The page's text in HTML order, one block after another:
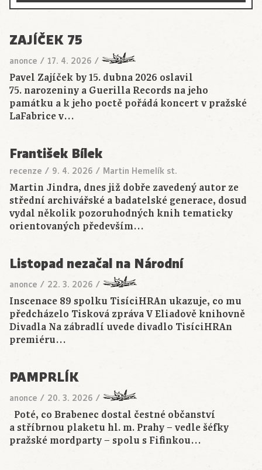
ZAJÍČEK 75
anonce / 17. 4. 2026 /
Pavel Zajíček by 15. dubna 2026 oslavil
75. narozeniny a Guerilla Records na jeho
památku a k jeho poctě pořádá koncert v pražské
LaFabrice v…
František Bílek
recenze / 9. 4. 2026 / Martin Hemelík st.
Martin Jindra, dnes již dobře zavedený autor ze
střední archivářské a badatelské generace, dosud
vydal několik pozoruhodných knih tematicky
orientovaných především…
Listopad nezačal na Národní
anonce / 22. 3. 2026 /
Inscenace 89 spolku TisíciHRAn ukazuje, co mu
předcházelo Tisková zpráva V Eliadově knihovně
Divadla Na zábradlí uvede divadlo TisíciHRAn
premiéru…
PAMPRLÍK
anonce / 20. 3. 2026 /
Poté, co Brabenec dostal čestné občanství
a stříbrnou plaketu hl. m. Prahy − vedle šéfky
pražské mordparty − spolu s Fifinkou…